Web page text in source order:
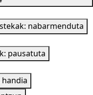
nabarmenduta
pausatuta